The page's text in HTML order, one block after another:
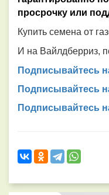
просрочку или
Купить семена от
И на Вайлдберриз,
Подписывайтесь
Подписывайтесь
Подписывайтесь